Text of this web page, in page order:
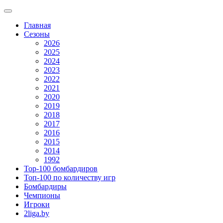
Главная
Сезоны
2026
2025
2024
2023
2022
2021
2020
2019
2018
2017
2016
2015
2014
1992
Top-100 бомбардиров
Топ-100 по количеству игр
Бомбардиры
Чемпионы
Игроки
2liga.by